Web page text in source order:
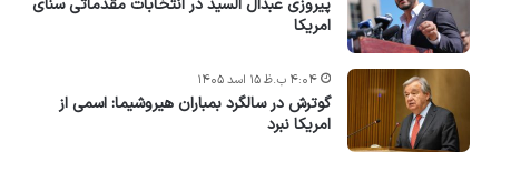
پیروزی عبدال السید در انتخابات مقدماتی سنای
امریکا
گوترش در سالگرد بمباران هیروشیما: اسمی از
امریکا نبرد
۴:۰۴ ب.ظ ۱۵ اسد ۱۴۰۵